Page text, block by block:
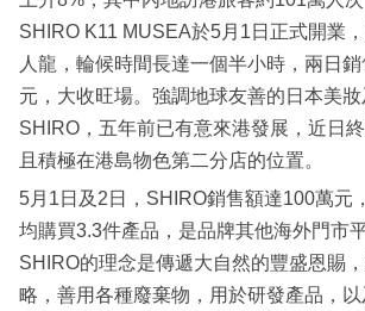
SHIRO K11 MUSEA於5月1日正式開業
人龍，輪候時間長達一個半小時，兩日
元，大收旺場。強調地球友善的日本美
SHIRO，五年前已有意來港發展，近日
且積極在港島物色第二分店的位置。
5月1日及2日，SHIRO銷售額達100萬元
均購買3.3件產品，是品牌其他海外門市
SHIRO的理念是傳遞大自然的豐盛恩賜
略，善用各種廢棄物，用於研發產品，以